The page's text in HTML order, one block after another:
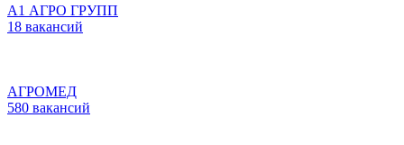
А1 АГРО ГРУПП
18 вакансий
АГРОМЕД
580 вакансий